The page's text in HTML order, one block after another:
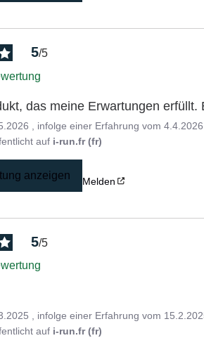
5/5
das meine Erwartungen
, infolge einer Erfahrung vom4.4.2026
auf i-run.fr (fr)
anzeigen Melden
5/5
, infolge einer Erfahrung vom
auf i-run.fr (fr)